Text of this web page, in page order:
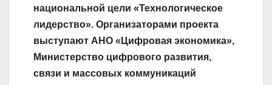
национальной цели «Технологическое
лидерство». Организаторами проекта
выступают АНО «Цифровая экономика»,
Министерство цифрового развития,
связи и массовых коммуникаций